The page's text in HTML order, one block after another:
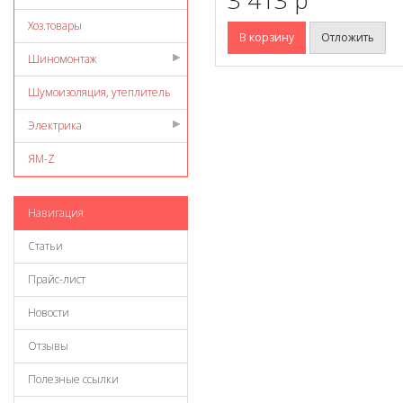
Хоз.товары
Шиномонтаж
Шумоизоляция, утеплитель
Электрика
ЯМ-Z
Навигация
Статьи
Прайс-лист
Новости
Отзывы
Полезные ссылки
В корзину Отложить